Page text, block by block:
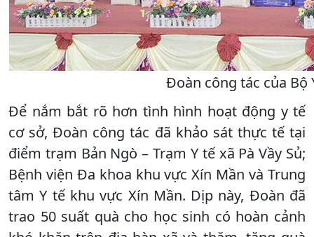
Đoàn công tác của Bộ
Để nắm bắt rõ hơn tình hình hoạt động y tế
cơ sở, Đoàn công tác đã khảo sát thực tế tại
điểm trạm Bản Ngò – Trạm Y tế xã Pà Vầy Sủ;
Bệnh viện Đa khoa khu vực Xín Mần và Trung
tâm Y tế khu vực Xín Mần. Dịp này, Đoàn đã
trao 50 suất quà cho học sinh có hoàn cảnh